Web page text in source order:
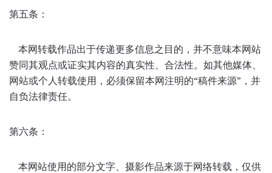
第五条：
本网转载作品出于传递更多信息之目的，并不意味本网站
赞同其观点或证实其内容的真实性、合法性。如其他媒体、
网站或个人转载使用，必须保留本网注明的“稿件来源”，并
自负法律责任。
第六条：
本网站使用的部分文字、摄影作品来源于网络转载，仅供